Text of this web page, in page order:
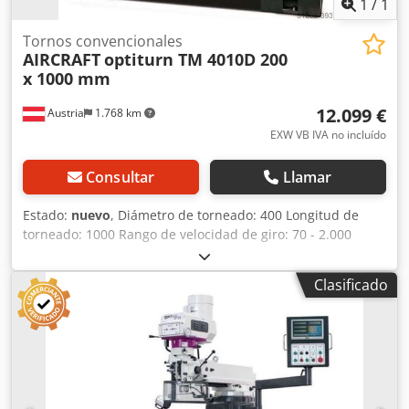
1 / 1
Austria 1.768 km
Tornos convencionales
AIRCRAFToptiturn TM 4010D 200
x 1000 mm
12.099 €
EXW VB IVA no incluído
Consultar Llamar
Estado: nuevo, Diámetro de torneado: 400 Longitud de
torneado: 1000 Rango de velocidad de giro: 70 - 2.000
min⁻¹ Peso aproximado: 500 Descripción: - Torno de
bancada con husillo de avance y recorrido, que destaca
por su construcción robusta y su fácil manejo. TM 4010D
con indicador de posición digital DPA 21 - Bancada y
estructura de la máquina fabricadas con una fundición
especial altamente reforzada - Alta rigidez de la carcasa
del husillo gracias a una fundición GG-Guss 25 de gran
refuerzo - Husillo de sujeción endurecido y rectificado que
Clasificado